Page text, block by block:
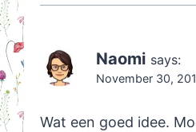
Naomi says:
November 30,
Wat een goed idee.